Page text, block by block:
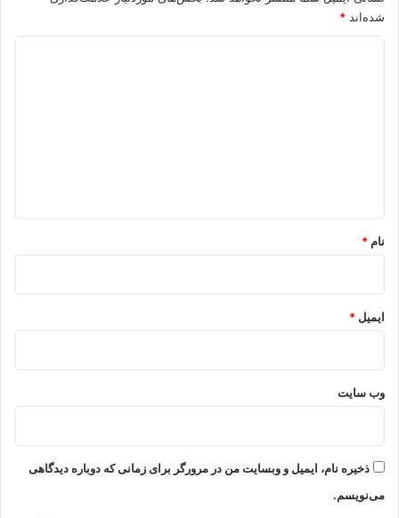
شده‌اند *
نام *
ایمیل *
وب‌ سایت
ذخیره نام، ایمیل و وبسایت من در مرورگر برای زمانی که دوباره دیدگاهی
می‌نویسم.